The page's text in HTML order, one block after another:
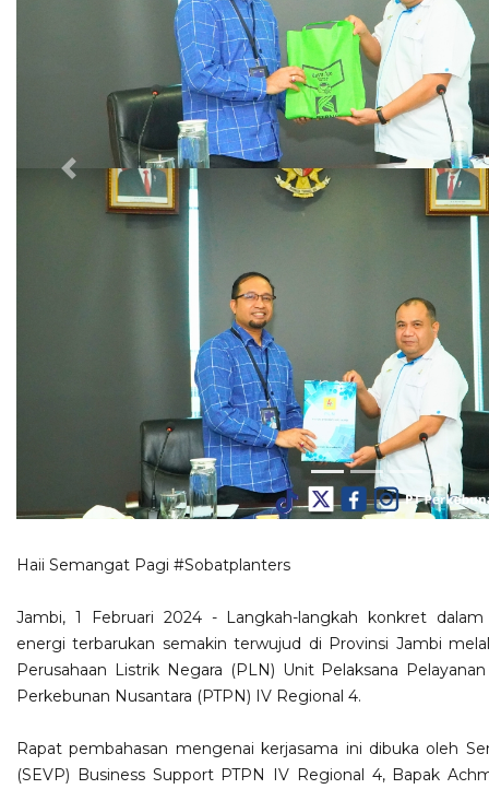
Previous
Haii Semangat Pagi #Sobatplanters
Jambi, 1 Februari 2024 - Langkah-langkah konkret
energi terbarukan semakin terwujud di Provinsi Jambi
Perusahaan Listrik Negara (PLN) Unit Pelaksana
Perkebunan Nusantara (PTPN) IV Regional 4.
Rapat pembahasan mengenai kerjasama ini dibuka oleh
(SEVP) Business Support PTPN IV Regional 4, Bapak